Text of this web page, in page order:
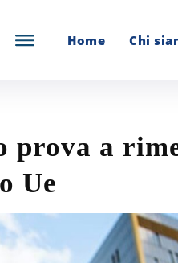
Home Chi
prova a
Ue